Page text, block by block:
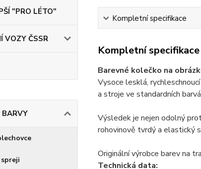
"PRO LÉTO"
VOZY ČSSR
BARVY
Kompletní specifikace
Kompletní specifikace
Barevné kolečko na
Vysoce lesklá,
a stroje ve standardních
Výsledek je nejen odolný
rohovinově tvrdý a elastický
Originální výrobce barev na
Technická data: